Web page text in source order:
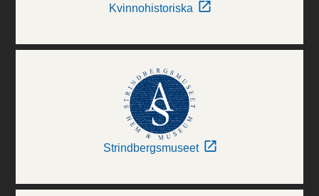
Kvinnohistoriska
Strindbergsmuseet